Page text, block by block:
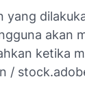
yang
akan
ketika
/